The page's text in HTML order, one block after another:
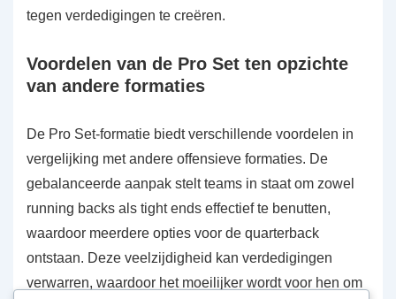
tegen verdedigingen te creëren.
Voordelen van de Pro Set ten opzichte
van andere formaties
De Pro Set-formatie biedt verschillende voordelen in
vergelijking met andere offensieve formaties. De
gebalanceerde aanpak stelt teams in staat om zowel
running backs als tight ends effectief te benutten,
waardoor meerdere opties voor de quarterback
ontstaan. Deze veelzijdigheid kan verdedigingen
verwarren, waardoor het moeilijker wordt voor hen om